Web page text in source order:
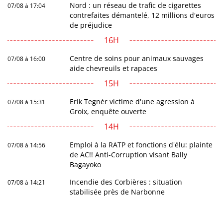
07/08 à 17:04
Nord : un réseau de trafic de cigarettes
contrefaites démantelé, 12 millions d'euros
de préjudice
16H
07/08 à 16:00
Centre de soins pour animaux sauvages
aide chevreuils et rapaces
15H
07/08 à 15:31
Erik Tegnér victime d'une agression à
Groix, enquête ouverte
14H
07/08 à 14:56
Emploi à la RATP et fonctions d'élu: plainte
de AC!! Anti-Corruption visant Bally
Bagayoko
07/08 à 14:21
Incendie des Corbières : situation
stabilisée près de Narbonne